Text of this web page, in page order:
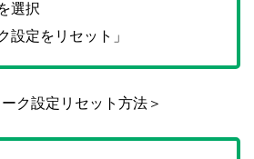
選択
設定をリセット」
ク設定リセット方法＞